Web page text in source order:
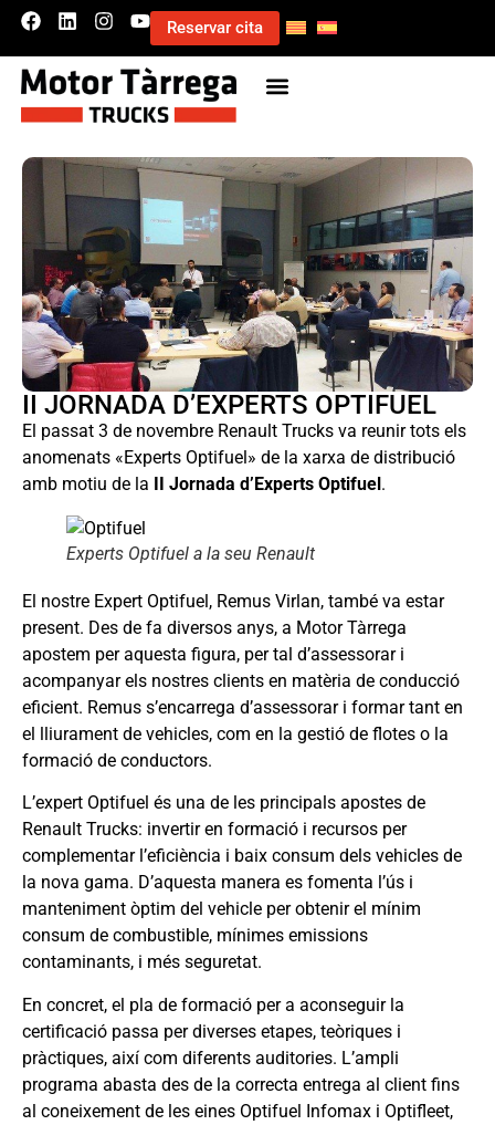
Reservar cita
II JORNADA D’EXPERTS OPTIFUEL
El passat 3 de novembre Renault Trucks va reunir tots els
anomenats «Experts Optifuel» de la xarxa de distribució
amb motiu de la II Jornada d’Experts Optifuel.
Experts Optifuel a la seu Renault
El nostre Expert Optifuel, Remus Virlan, també va estar
present. Des de fa diversos anys, a Motor Tàrrega
apostem per aquesta figura, per tal d’assessorar i
acompanyar els nostres clients en matèria de conducció
eficient. Remus s’encarrega d’assessorar i formar tant en
el lliurament de vehicles, com en la gestió de flotes o la
formació de conductors.
L’expert Optifuel és una de les principals apostes de
Renault Trucks: invertir en formació i recursos per
complementar l’eficiència i baix consum dels vehicles de
la nova gama. D’aquesta manera es fomenta l’ús i
manteniment òptim del vehicle per obtenir el mínim
consum de combustible, mínimes emissions
contaminants, i més seguretat.
En concret, el pla de formació per a aconseguir la
certificació passa per diverses etapes, teòriques i
pràctiques, així com diferents auditories. L’ampli
programa abasta des de la correcta entrega al client fins
al coneixement de les eines Optifuel Infomax i Optifleet,